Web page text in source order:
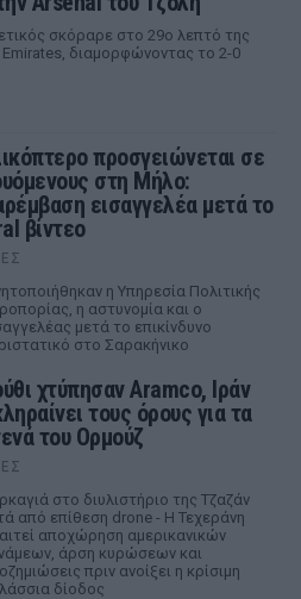
σκόραρε στο 29ο λεπτό της
διαμορφώνοντας το 2-0
προσγειώνεται σε
στη Μήλο:
εισαγγελέα μετά το
βίντεο
η Υπηρεσία Πολιτικής
η αστυνομία και ο
μετά το επικίνδυνο
στο Σαρακήνικο
χτύπησαν Aramco, Ιράν
τους όρους για τα
του Ορμούζ
στο διυλιστήριο της Τζαζάν
από επίθεση drone - Η Τεχεράνη
αποχώρηση αμερικανικών
άρση κυρώσεων και
πριν ανοίξει η κρίσιμη
δίοδος